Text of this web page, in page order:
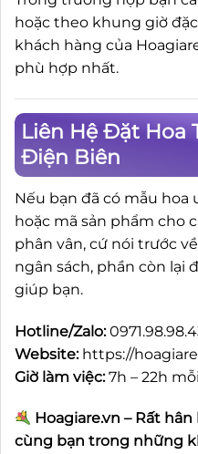
hoặc theo khung giờ
khách hàng của
phù hợp nhất.
Liên Hệ Đặt Hoa
Điện Biên
Nếu bạn đã có mẫu hoa
hoặc mã sản phẩm cho
phân vân, cứ nói trước
ngân sách, phần còn lại
giúp bạn.
Hotline/Zalo:
Website: https://
Giờ làm việc:7h – 22h
Hoagiare.vn – Rất
cùng bạn trong những